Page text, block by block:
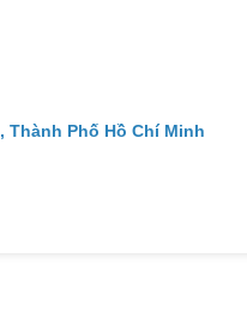
Phố Hồ Chí Minh